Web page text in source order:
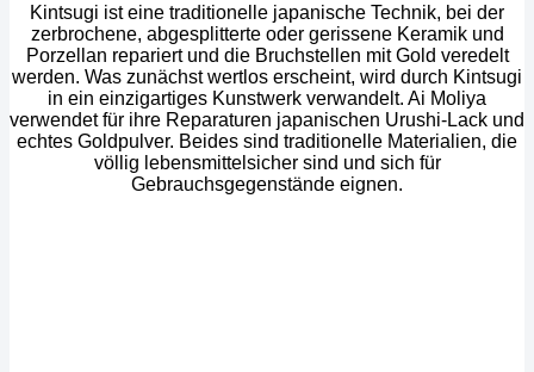
Kintsugi ist eine traditionelle japanische Technik, bei der
zerbrochene, abgesplitterte oder gerissene Keramik und
Porzellan repariert und die Bruchstellen mit Gold veredelt
werden. Was zunächst wertlos erscheint, wird durch Kintsugi
in ein einzigartiges Kunstwerk verwandelt. Ai Moliya
verwendet für ihre Reparaturen japanischen Urushi-Lack und
echtes Goldpulver. Beides sind traditionelle Materialien, die
völlig lebensmittelsicher sind und sich für
Gebrauchsgegenstände eignen.